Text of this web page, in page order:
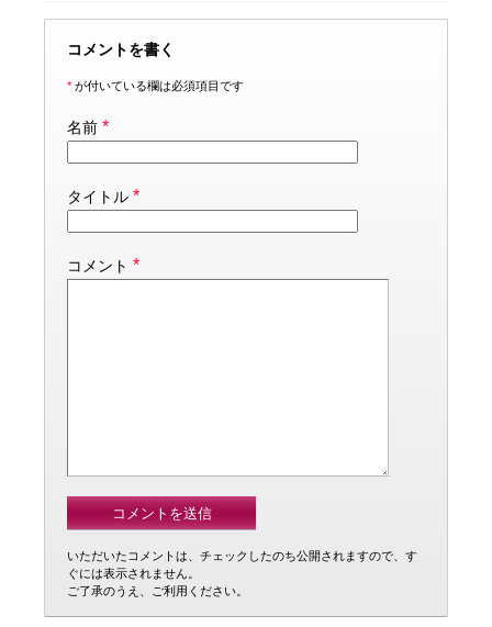
コメントを書く
* が付いている欄は必須項目です
名前 *
タイトル *
コメント *
いただいたコメントは、チェックしたのち公開されますので、す
ぐには表示されません。
ご了承のうえ、ご利用ください。